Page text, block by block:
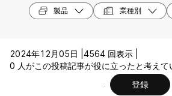
製品 業種別
2024年12月05日 | 4564 回表示 |
0 人がこの投稿記事が役に立ったと考えて
登録